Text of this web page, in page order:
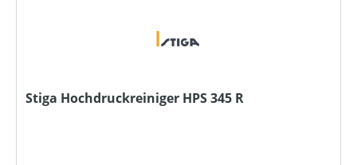
Stiga Hochdruckreiniger HPS 345 R